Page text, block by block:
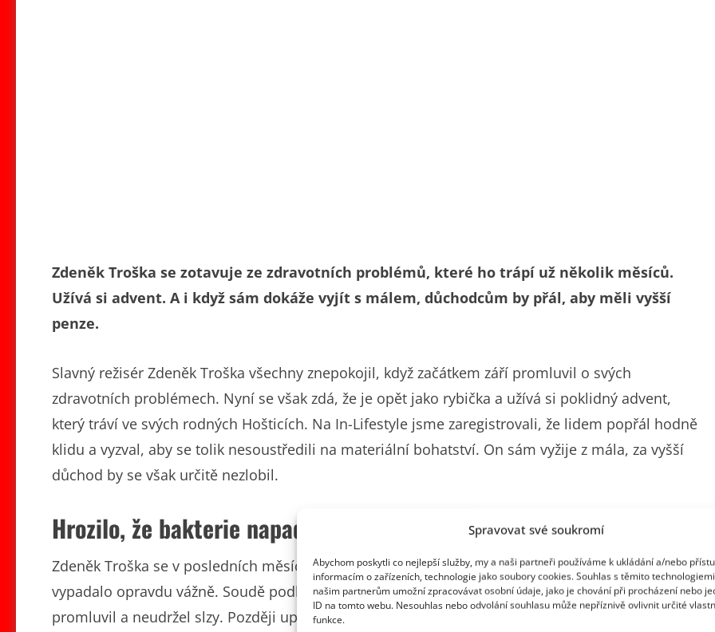
Spravovat své soukromí
Abychom poskytli co nejlepší služby, my a naši partneři používáme k ukládání a/nebo
informacím o zařízeních, technologie jako soubory cookies. Souhlas s těmito
našim partnerům umožní zpracovávat osobní údaje, jako je chování při procházení nebo
ID na tomto webu. Nesouhlas nebo odvolání souhlasu může nepříznivě ovlivnit určité
funkce.
Zdeněk Troška se zotavuje ze zdravotních problémů, které ho trápí už několik měsíců.
Užívá si advent. A i když sám dokáže vyjít s málem, důchodcům by přál, aby měli vyšší
penze.
Slavný režisér Zdeněk Troška všechny znepokojil, když začátkem září promluvil o svých
zdravotních problémech. Nyní se však zdá, že je opět jako rybička a užívá si poklidný advent,
který tráví ve svých rodných Hošticích. Na In-Lifestyle jsme zaregistrovali, že lidem popřál hodně
klidu a vyzval, aby se tolik nesoustředili na materiální bohatství. On sám vyžije z mála, za vyšší
důchod by se však určitě nezlobil.
Hrozilo, že bakterie napadne plíce
Zdeněk Troška se v posledních měsících potýkal se zdravotními problémy a jednu chvíli to
vypadalo opravdu vážně. Soudě podle jeho příspěvku ze začátku září, kde o svém zdraví
promluvil a neudržel slzy. Později upřesnil, s čím se potýká.
„Prosím vás, napište hlavně, že to není